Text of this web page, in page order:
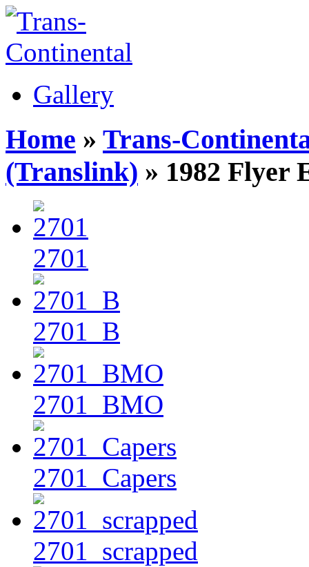
Gallery
Home » Trans-
(Translink) » 1982 Flyer
2701
2701_B
2701_BMO
2701_Capers
2701_scrapped